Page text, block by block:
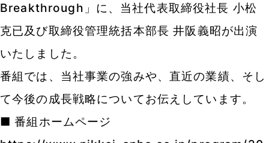
Breakthrough」に、当社代表取締役社長 小松
克已及び取締役管理統括本部長 井阪義昭が出演
いたしました。
番組では、当社事業の強みや、直近の業績、そし
て今後の成長戦略についてお伝えしています。
■ 番組ホームページ